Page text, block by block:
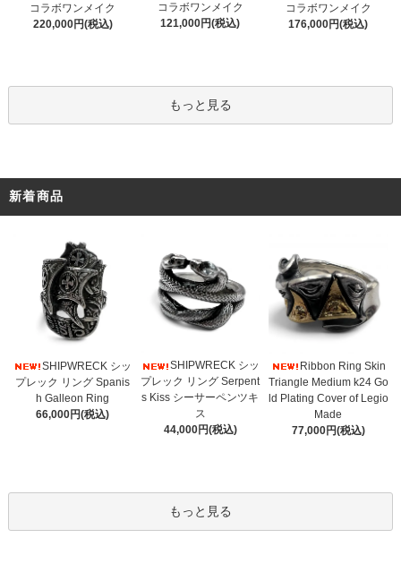
コラボワンメイク
220,000円(税込)
コラボワンメイク
121,000円(税込)
コラボワンメイク
176,000円(税込)
もっと見る
新着商品
SHIPWRECK シッ
プレック リング Spanis
h Galleon Ring
66,000円(税込)
SHIPWRECK シッ
プレック リング Serpent
s Kiss シーサーペンツキ
ス
44,000円(税込)
Ribbon Ring Skin
Triangle Medium k24 Go
ld Plating Cover of Legio
Made
77,000円(税込)
もっと見る